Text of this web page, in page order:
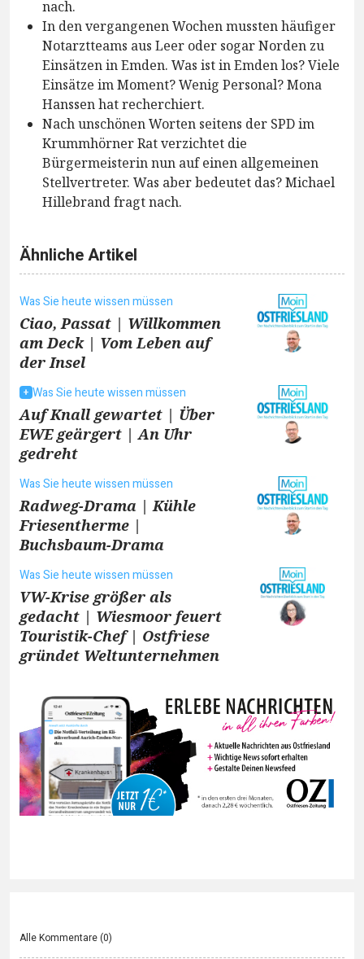
nach.
In den vergangenen Wochen mussten häufiger
Notarztteams aus Leer oder sogar Norden zu
Einsätzen in Emden. Was ist in Emden los? Viele
Einsätze im Moment? Wenig Personal? Mona
Hanssen hat recherchiert.
Nach unschönen Worten seitens der SPD im
Krummhörner Rat verzichtet die
Bürgermeisterin nun auf einen allgemeinen
Stellvertreter. Was aber bedeutet das? Michael
Hillebrand fragt nach.
Ähnliche Artikel
Was Sie heute wissen müssen
Ciao, Passat | Willkommen
am Deck | Vom Leben auf
der Insel
Was Sie heute wissen müssen
Auf Knall gewartet | Über
EWE geärgert | An Uhr
gedreht
Was Sie heute wissen müssen
Radweg-Drama | Kühle
Friesentherme |
Buchsbaum-Drama
Was Sie heute wissen müssen
VW-Krise größer als
gedacht | Wiesmoor feuert
Touristik-Chef | Ostfriese
gründet Weltunternehmen
Alle Kommentare (0)